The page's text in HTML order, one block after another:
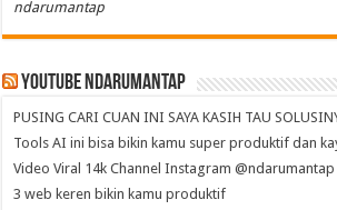
ndarumantap
Youtube NdaruMantap
PUSING CARI CUAN INI SAYA KASIH TAU
Tools AI ini bisa bikin kamu super produktif dan
Video Viral 14k Channel Instagram
3 web keren bikin kamu produktif